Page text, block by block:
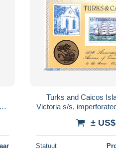
Turks and Caicos
Victoria s/s,
±
Statuut